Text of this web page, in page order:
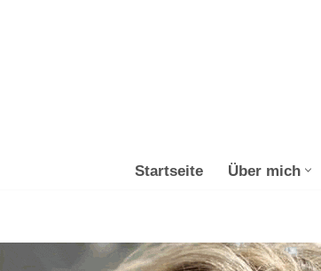
Startseite Über mich